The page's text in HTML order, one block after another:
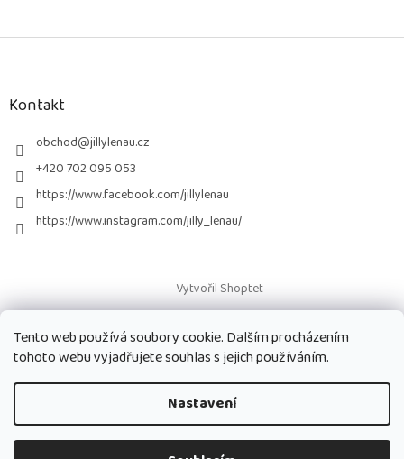
Tento web používá soubory cookie. Dalším procházením
tohoto webu vyjadřujete souhlas s jejich používáním.
Nastavení
Z
Kontakt
obchod@jillylenau.cz
+420 702 095 053
https://www.facebook.com/jillylenau
https://www.instagram.com/jilly_lenau/
Vytvořil Shoptet
Copyright 2026Paruky Jilly Lenau s.r.o.. Všechna práva vyhrazena.